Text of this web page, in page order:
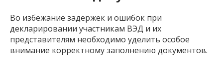
Во избежание задержек и ошибок при
декларировании участникам ВЭД и их
представителям необходимо уделить особое
внимание корректному заполнению документов.